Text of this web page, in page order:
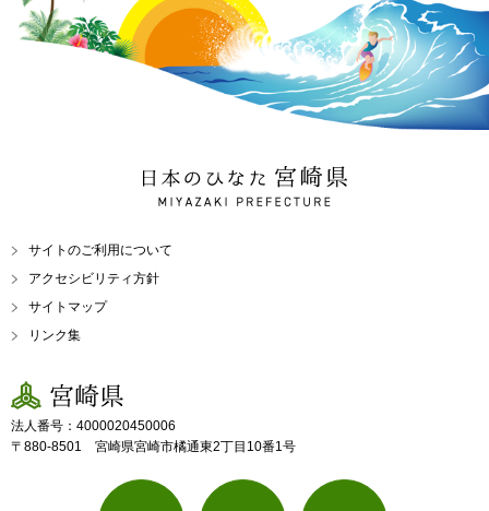
日本のひなた 宮崎県
MIYAZAKI PREFECTURE
サイトのご利用について
アクセシビリティ方針
サイトマップ
リンク集
宮崎県
法人番号：4000020450006
〒880-8501 宮崎県宮崎市橘通東2丁目10番1号